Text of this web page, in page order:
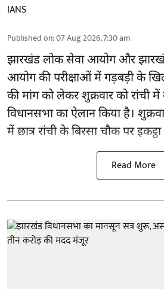
IANS
Published on:07 Aug 2026, 7:30 am
झारखंडलोक सेवा आयोग और
आयोग की परीक्षाओं में गड़बड़ी के
की मांग को लेकर शुक्रवार को रांची
विधानसभा का ऐलान किया है।
में छात्र रांची के बिरसा चौक पर
Read More